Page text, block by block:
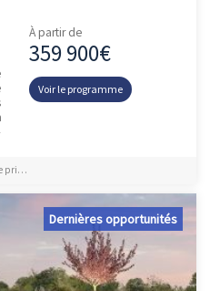
À partir de
359 900€
Voir le programme
/ PTZ
Dernières opportunités